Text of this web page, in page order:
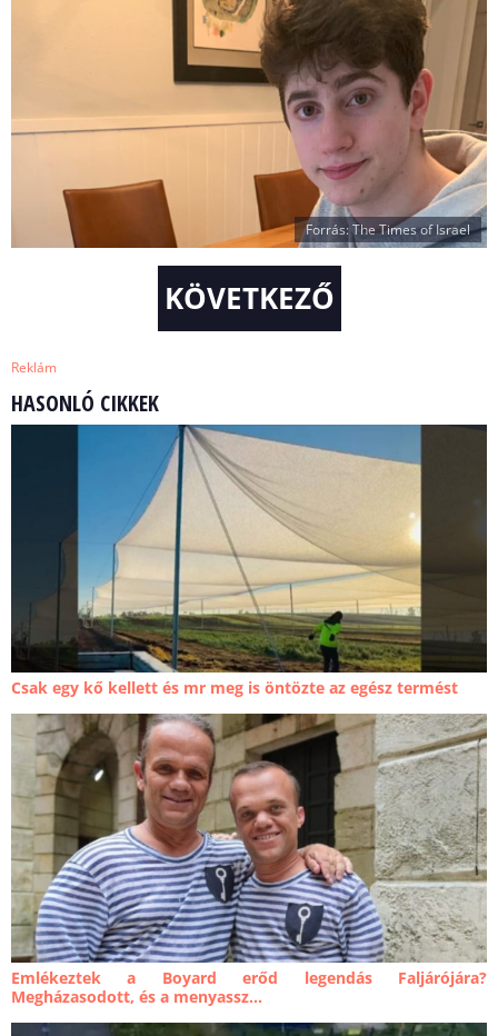
Forrás: The Times of Israel
KÖVETKEZŐ
Reklám
HASONLÓ CIKKEK
Csak egy kő kellett és mr meg is öntözte az egész termést
Emlékeztek a Boyard erőd legendás Faljárójára?
Megházasodott, és a menyassz...